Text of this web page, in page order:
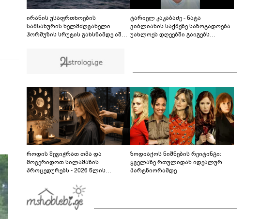
განცხადებას ავრცელებს
ირანის უსაფრთხოების
სამსახურის ხელმძღვანელი
ჰორმუზის სრუტის გახსნამდე აშშ-ს
ტარიელ კაკაბაძე - ნატა
ვიბლიანის საქმეზე საზოგადოება
უახლოეს დღეებში გაიგებს
როდის შევიჭრათ თმა და
მოვერიდოთ სილამაზის
პროცედურებს - 2026 წლის
გზამკვლევი
ზოდიაქოს ნიშნების რეიტინგი:
ყველაზე რთულიდან იდეალურ
პარტნიორამდე